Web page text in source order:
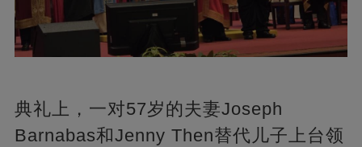
典礼上，一对57岁的夫妻Joseph
Barnabas和Jenny Then替代儿子上台领